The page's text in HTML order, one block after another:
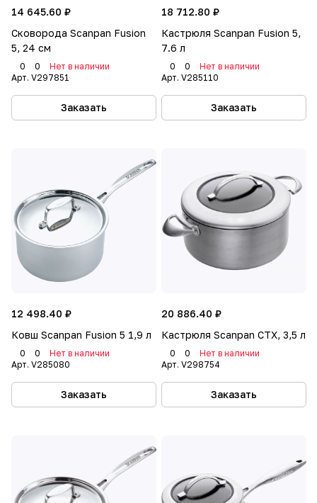
14 645.60 ₽
Сковорода Scanpan Fusion
5, 24 см
0 0
Нет в наличии
Арт. V297851
Заказать
18 712.80 ₽
Кастрюля Scanpan Fusion 5,
7.6 л
0 0
Нет в наличии
Арт. V285110
Заказать
12 498.40 ₽
Ковш Scanpan Fusion 5 1,9 л
0 0
Нет в наличии
Арт. V285080
Заказать
20 886.40 ₽
Кастрюля Scanpan CTX, 3,5 л
0 0
Нет в наличии
Арт. V298754
Заказать